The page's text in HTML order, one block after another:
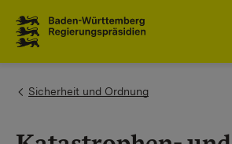
You are here:
Sicherheit und Ordnung